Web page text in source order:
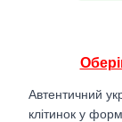
Автентичний
клітинок у